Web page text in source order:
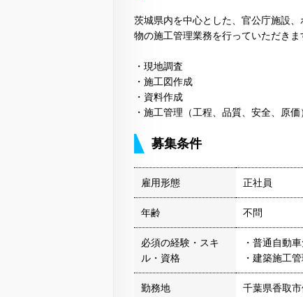
茨城県内を中心とした、官公庁施設
物の施工管理業務を行っていただきま
・現地調査
・施工図作成
・資料作成
・施工管理（工程、品質、安全、原
募集条件
雇用形態 正社員
年齢 不問
必須の経験・スキ
ル・資格
・普通自動
・建築施工
勤務地
千葉県香取